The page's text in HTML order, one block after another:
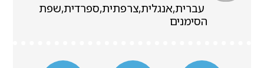
עברית,אנגלית,צרפתית,ספרדית,שפת
הסימנים